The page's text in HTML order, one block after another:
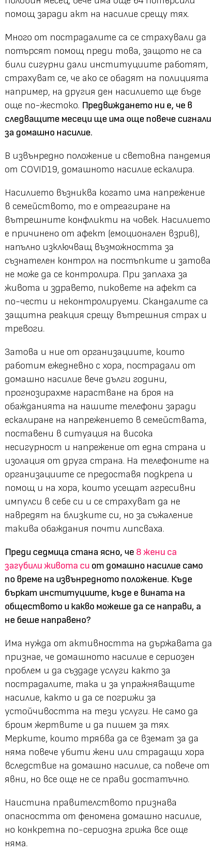
помощ заради акт на насилие срещу тях.
Много от пострадалите са се страхували да
потърсят помощ преди това, защото не са
били сигурни дали институциите работят,
страхуват се, че ако се обадят на полицията
например, на другия ден насилието ще бъде
още по-жестоко. Предвиждането ни е, че в
следващите месеци ще има още повече сигнали
за домашно насилие.
В извънредно положение и световна пандемия
от COVID19, домашното насилие ескалира.
Насилието възниква когато има напрежение
в семейството, то е отреагиране на
вътрешните конфликти на човек. Насилието
е причинено от афект (емоционален взрив),
напълно изключващ възможността за
съзнателен контрол на постъпките и затова
не може да се контролира. При заплаха за
живота и здравето, пиковете на афект са
по-чести и неконтролируеми. Скандалите са
защитна реакция срещу вътрешния страх и
тревоги.
Затова и ние от организациите, които
работим ежедневно с хора, пострадали от
домашно насилие вече дълги години,
прогнозирахме нарастване на броя на
обажданията на нашите телефони заради
ескалиране на напрежението в семействата,
поставени в ситуация на висока
несигурност и напрежение от една страна и
изолация от друга страна. На телефоните на
организациите се предоставя подкрепа и
помощ и на хора, които усещат агресивни
импулси в себе си и се страхуват да не
навредят на близките си, но за съжаление
такива обаждания почти липсваха.
Преди седмица стана ясно, че 8 жени са
загубили живота си от домашно насилие само
по време на извънредното положение. Къде
бъркат институциите, къде е вината на
обществото и какво можеше да се направи, а
не беше направено?
Има нужда от активността на държавата да
признае, че домашното насилие е сериозен
проблем и да създаде услуги както за
пострадалите, така и за упражняващите
насилие, както и да се погрижи за
устойчивостта на тези услуги. Не само да
броим жертвите и да пишем за тях.
Мерките, които трябва да се вземат за да
няма повече убити жени или страдащи хора
вследствие на домашно насилие, са повече от
явни, но все още не се прави достатъчно.
Наистина правителството признава
опасността от феномена домашно насилие,
но конкретна по-сериозна грижа все още
няма.